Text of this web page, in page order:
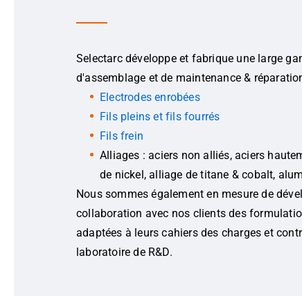
Selectarc développe et fabrique une large
d'assemblage et de maintenance &
Electrodes enrobées
Fils pleins et fils fourrés
Fils frein
Alliages : aciers non alliés, aciers
de nickel, alliage de titane & cobalt,
Nous sommes également en mesure de
collaboration avec nos clients des
adaptées à leurs cahiers des charges et
laboratoire de R&D.